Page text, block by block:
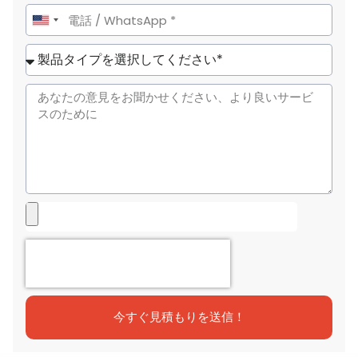
United
States
+1
今すぐ見積もりを送信！